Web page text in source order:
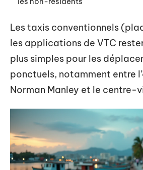
Les taxis conventionnels
les applications de VTC
plus simples pour les
ponctuels, notamment entre
Norman Manley et le centre-